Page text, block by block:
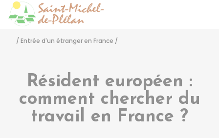
/ Entrée d'un étranger en France /
Résident européen :
comment chercher du
travail en France ?